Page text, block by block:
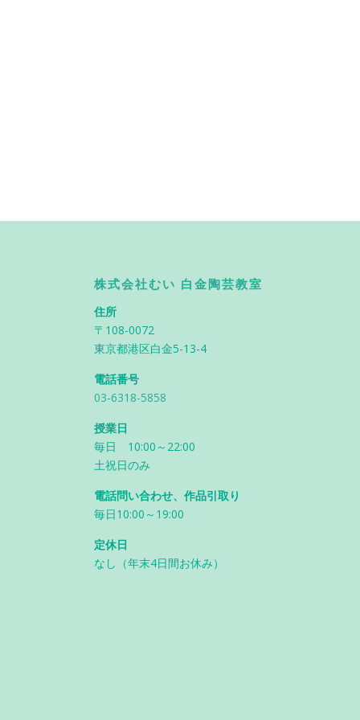
株式会社むい 白金陶芸教室
住所
〒108-0072
東京都港区白金5-13-4
電話番号
03-6318-5858
授業日
毎日 10:00～22:00
土祝日のみ
電話問い合わせ、作品引取り
毎日10:00～19:00
定休日
なし（年末4日間お休み）